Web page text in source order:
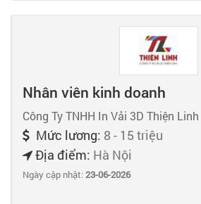
Nhân viên kinh doanh
Công Ty TNHH In Vải 3D Thiện Linh
Mức lương: 8 - 15 triệu
Địa điểm: Hà Nội
Ngày cập nhật:23-06-2026